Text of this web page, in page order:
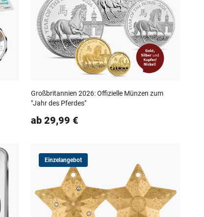
Großbritannien 2026: Offizielle Münzen zum
"Jahr des Pferdes"
ab 29,99 €
Einzelangebot